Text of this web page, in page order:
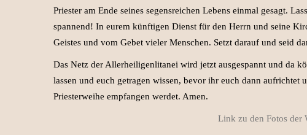
Priester am Ende seines segensreichen Lebens einmal gesagt.
spannend! In eurem künftigen Dienst für den Herrn und seine
Geistes und vom Gebet vieler Menschen. Setzt darauf und seid
Das Netz der Allerheiligenlitanei wird jetzt ausgespannt und da
lassen und euch getragen wissen, bevor ihr euch dann aufrichtet
Priesterweihe empfangen werdet. Amen.
Link zu den Fotos der